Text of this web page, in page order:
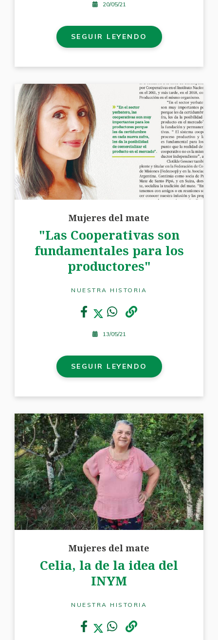
20/05/21
SEGUIR LEYENDO
Mujeres del mate
"Las Cooperativas son
fundamentales para los
productores"
NUESTRA HISTORIA
13/05/21
SEGUIR LEYENDO
Mujeres del mate
Celia, la de la idea del
INYM
NUESTRA HISTORIA